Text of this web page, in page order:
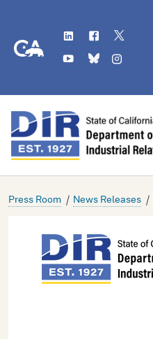
CA.gov
LinkedIn
Flickr
YouTube
Bluesky
Press Room News Releases